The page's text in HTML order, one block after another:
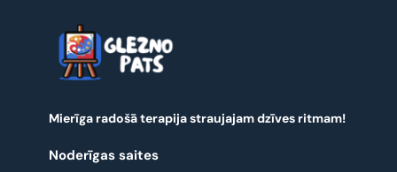
Mierīga radošā terapija straujajam dzīves ritmam!
Noderīgas saites